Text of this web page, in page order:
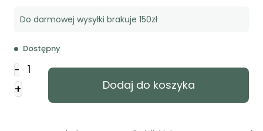
Do darmowej wysyłki brakuje 150zł
Dostępny
-
ilość
Mini
książeczka
+ Dodaj do koszyka